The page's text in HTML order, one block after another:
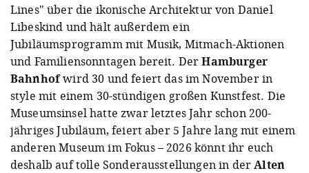
Lines" über die ikonische Architektur von Daniel
Libeskind und hält außerdem ein
Jubiläumsprogramm mit Musik, Mitmach-Aktionen
und Familiensonntagen bereit. DerHamburger
Bahnhofwird 30 und feiert das im November in
style mit einem 30-stündigen großen Kunstfest. Die
Museumsinsel hatte zwar letztes Jahr schon 200-
jähriges Jubiläum, feiert aber 5 Jahre lang mit einem
anderen Museum im Fokus – 2026 könnt ihr euch
deshalb auf tolle Sonderausstellungen in derAlten